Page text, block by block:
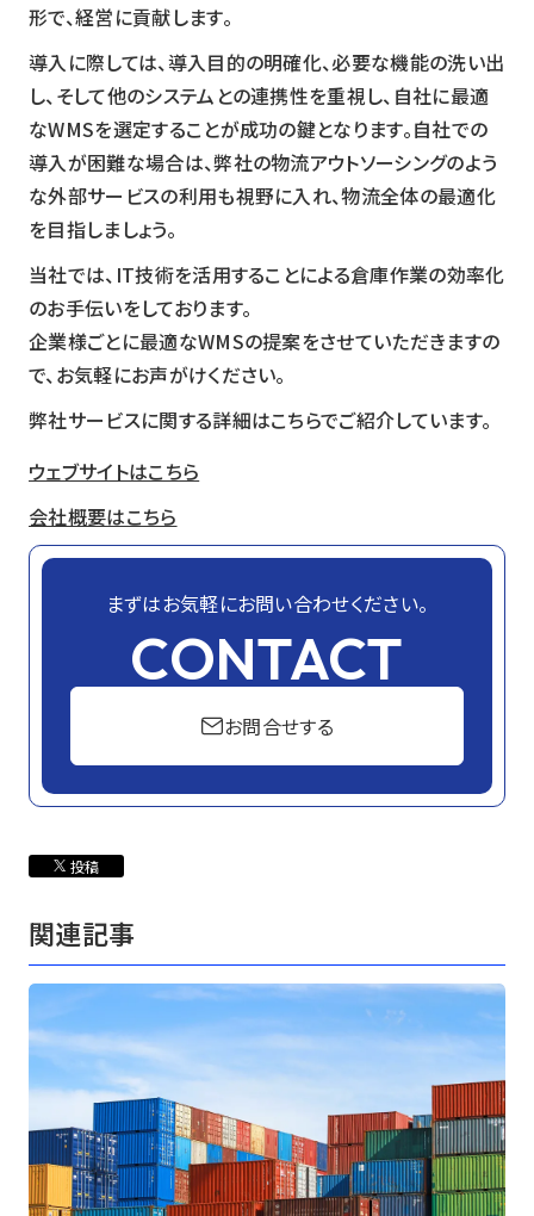
形で、経営に貢献します。
導入に際しては、導入目的の明確化、必要な機能の洗い出
し、そして他のシステムとの連携性を重視し、自社に最適
なWMSを選定することが成功の鍵となります。自社での
導入が困難な場合は、弊社の物流アウトソーシングのよう
な外部サービスの利用も視野に入れ、物流全体の最適化
を目指しましょう。
当社では、IT技術を活用することによる倉庫作業の効率化
のお手伝いをしております。
企業様ごとに最適なWMSの提案をさせていただきますの
で、お気軽にお声がけください。
弊社サービスに関する詳細はこちらでご紹介しています。
ウェブサイトはこちら
会社概要はこちら
まずはお気軽にお問い合わせください。
CONTACT
お問合せする
投稿
関連記事